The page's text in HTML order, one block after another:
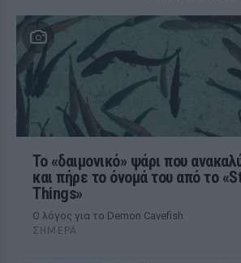
Το «δαιμονικό» ψάρι που
και πήρε το όνομά του από το
Things»
Ο λόγος για το Demon Cavefish
ΣΉΜΕΡΑ